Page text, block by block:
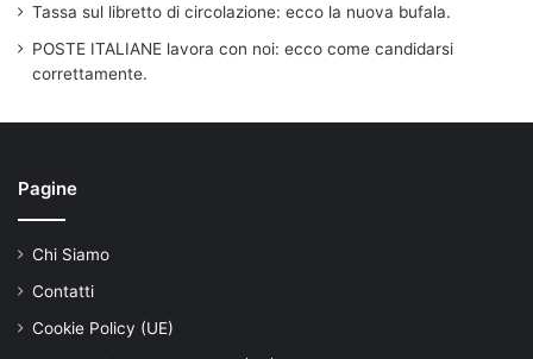
Tassa sul libretto di circolazione: ecco la nuova bufala.
POSTE ITALIANE lavora con noi: ecco come candidarsi
correttamente.
Pagine
Chi Siamo
Contatti
Cookie Policy (UE)